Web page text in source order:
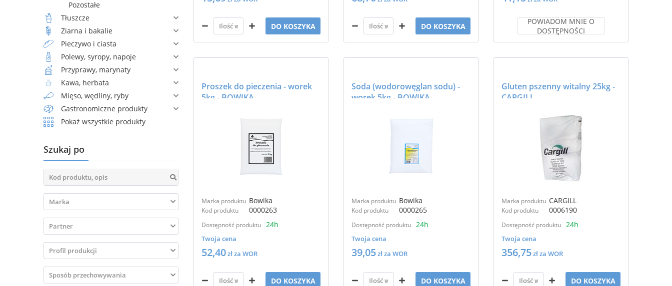
Pozostałe
Tłuszcze
Ziarna i bakalie
Pieczywo i ciasta
Polewy, syropy, napoje
Przyprawy, marynaty
Kawa, herbata
Mięso, wędliny, ryby
Gastronomiczne produkty
Pokaż wszystkie produkty
Szukaj po





DO KOSZYKA DO KOSZYKA
POWIADOM MNIE O
DOSTĘPNOŚCI
Proszek do pieczenia - worek
5kg - BOWIKA
Marka produktu Bowika
Kod produktu 0000263
Dostępność produktu 24h
Twoja cena
52,40zł za WOR
DO KOSZYKA
Soda (wodorowęglan sodu) -
worek 5kg - BOWIKA
Marka produktu Bowika
Kod produktu 0000265
Dostępność produktu 24h
Twoja cena
39,05zł za WOR
DO KOSZYKA
Gluten pszenny witalny 25kg -
CARGILL
Marka produktu CARGILL
Kod produktu 0006190
Dostępność produktu 24h
Twoja cena
356,75zł za WOR
DO KOSZYKA